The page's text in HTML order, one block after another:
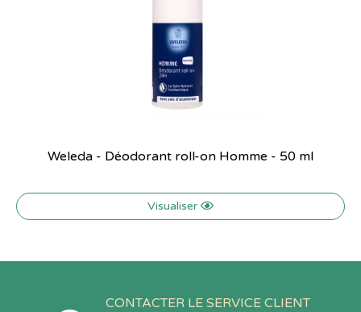
Weleda - Déodorant roll-on Homme - 50 ml
Visualiser
CONTACTER LE SERVICE CLIENT